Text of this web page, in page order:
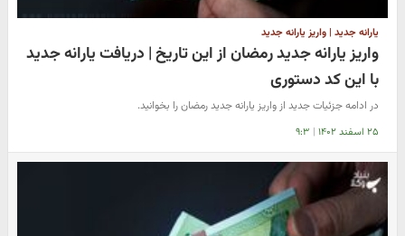
یارانه جدید | واریز یارانه جدید
واریز یارانه جدید رمضان از این تاریخ | دریافت یارانه جدید
با این کد دستوری
در ادامه جزئیات جدید از واریز یارانه جدید رمضان را بخوانید.
۲۵ اسفند ۱۴۰۲ | ۹:۳